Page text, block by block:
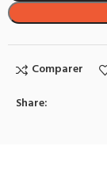
Comparer
Share: